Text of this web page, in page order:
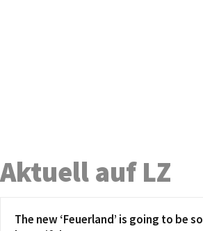
Aktuell auf LZ
The new ‘Feuerland’ is going to be so